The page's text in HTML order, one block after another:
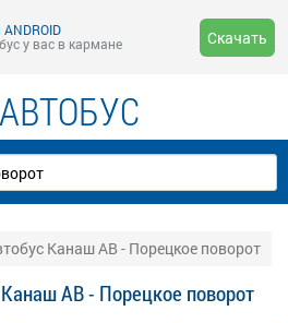
у вас в кармане
Скачать
Канаш АВ - Порецкое поворот
АВ - Порецкое поворот